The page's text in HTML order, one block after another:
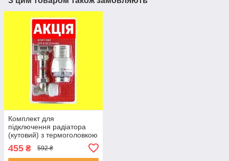
Комплект для
підключення радіатора
(кутовий) з термоголовкою
455 ₴ 592 ₴